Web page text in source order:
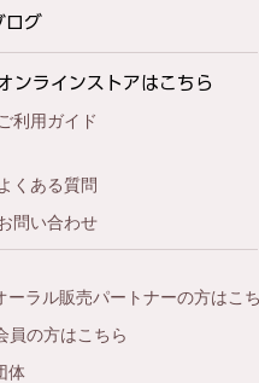
ログ
ンラインストアはこちら
ご利用ガイド
よくある質問
問い合わせ
ーラル販売パートナーの方はこ
員の方はこちら
体